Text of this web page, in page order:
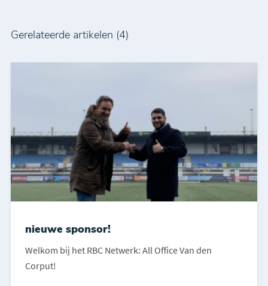
Gerelateerde artikelen (4)
nieuwe sponsor!
Welkom bij het RBC Netwerk: All Office Van den
Corput!